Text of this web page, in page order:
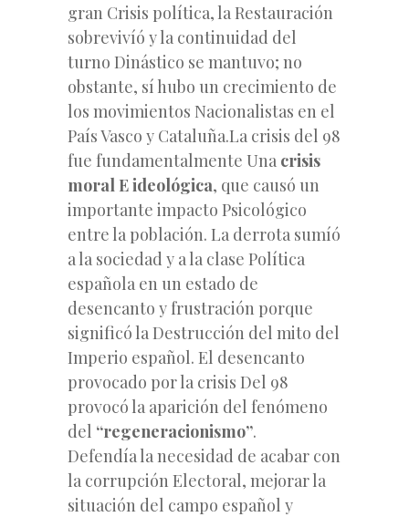
gran Crisis política, la Restauración
sobrevivíó y la continuidad del
turno Dinástico se mantuvo; no
obstante, sí hubo un crecimiento de
los movimientos Nacionalistas en el
País Vasco y Cataluña.La crisis del 98
fue fundamentalmente Una crisis
moral E ideológica, que causó un
importante impacto Psicológico
entre la población. La derrota sumíó
a la sociedad y a la clase Política
española en un estado de
desencanto y frustración porque
significó la Destrucción del mito del
Imperio español. El desencanto
provocado por la crisis Del 98
provocó la aparición del fenómeno
del “regeneracionismo”.
Defendía la necesidad de acabar con
la corrupción Electoral, mejorar la
situación del campo español y